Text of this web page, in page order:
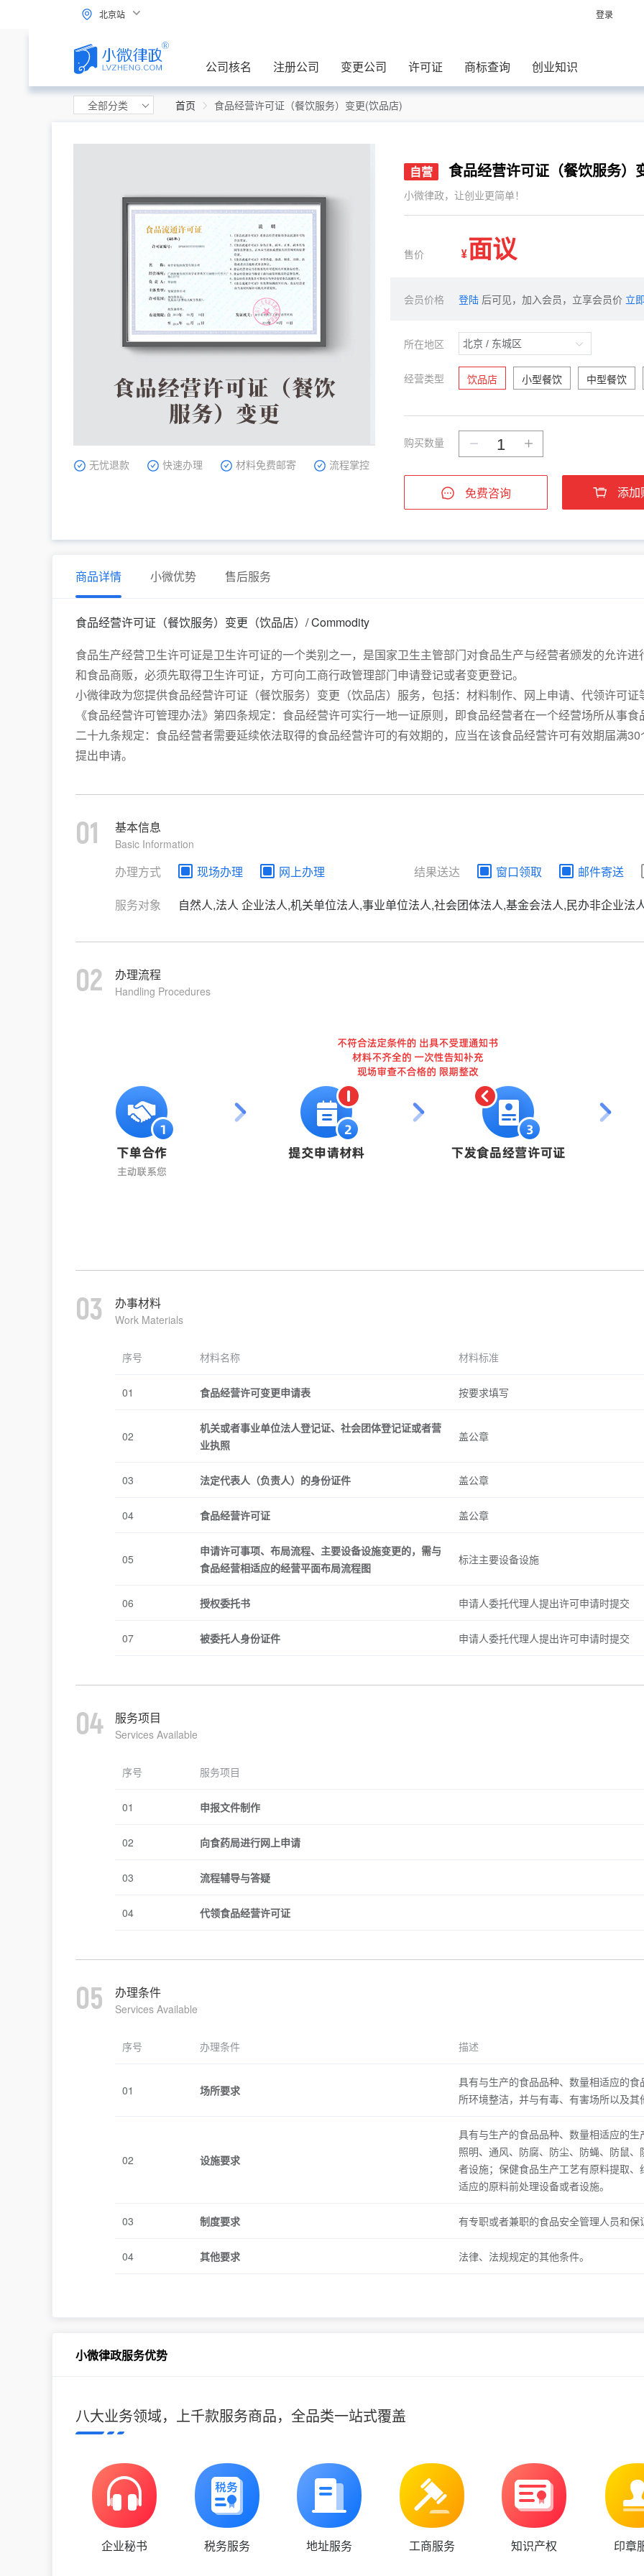
北京站 登录
公司核名 注册公司 变更公司 许可证 商标查询 创业知识
全部分类 首页 食品经营许可证（餐饮服务）变更(饮品店)
无忧退款 快速办理 材料免费邮寄 流程掌控
自营 食品经营许可证（餐饮服务）
小微律政，让创业更简单！
售价 ¥ 面议
会员价格 登陆 后可见，加入会员，立享会员价 立
所在地区
经营类型 饮品店 小型餐饮 中型餐饮
购买数量
免费咨询 添加
商品详情 小微优势 售后服务
食品经营许可证（餐饮服务）变更（饮品店） / Commodity
食品生产经营卫生许可证是卫生许可证的一个类别之一，是国家卫生主管部门对食品生产与经营者颁发的允许
和食品商贩，必须先取得卫生许可证，方可向工商行政管理部门申请登记或者变更登记。
小微律政为您提供食品经营许可证（餐饮服务）变更（饮品店）服务，包括：材料制作、网上申请、代领许可证
《食品经营许可管理办法》第四条规定：食品经营许可实行一地一证原则，即食品经营者在一个经营场所从事
二十九条规定：食品经营者需要延续依法取得的食品经营许可的有效期的，应当在该食品经营许可有效期届满
提出申请。
01 基本信息
Basic Information
办理方式 现场办理 网上办理 结果送达 窗口领取
邮件寄送
服务对象
自然人,法人 企业法人,机关单位法人,事业单位法人,社会团体法人,基金会法人,民办非企业法
02 办理流程
Handling Procedures
03 办事材料
Work Materials
序号 材料名称 材料标准
01 食品经营许可变更申请表 按要求填写
02
机关或者事业单位法人登记证、社会团体登记证或者营
业执照
盖公章
03 法定代表人（负责人）的身份证件 盖公章
04 食品经营许可证 盖公章
05
申请许可事项、布局流程、主要设备设施变更的，需与
食品经营相适应的经营平面布局流程图
标注主要设备设施
06 授权委托书 申请人委托代理人提出许可申请时提交
07 被委托人身份证件 申请人委托代理人提出许可申请时提交
04 服务项目
Services Available
序号 服务项目
01 申报文件制作
02 向食药局进行网上申请
03 流程辅导与答疑
04 代领食品经营许可证
05 办理条件
Services Available
序号 办理条件 描述
01 场所要求
具有与生产的食品品种、数量相适应的
所环境整洁，并与有毒、有害场所以及
02 设施要求
具有与生产的食品品种、数量相适应的
照明、通风、防腐、防尘、防蝇、防鼠
者设施；保健食品生产工艺有原料提取
适应的原料前处理设备或者设施。
03 制度要求 有专职或者兼职的食品安全管理人员和
04 其他要求 法律、法规规定的其他条件。
小微律政服务优势
八大业务领域，上千款服务商品，全品类一站式覆盖
企业秘书 税务服务 地址服务 工商服务 知识产权 印章